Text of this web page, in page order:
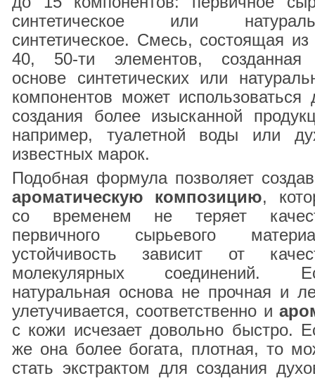
синтетическое или
синтетическое. Смесь, состоящая из
40, 50-ти элементов,
основе синтетических или
компонентов может использоваться
создания более изысканной
например, туалетной воды или
известных марок.
Подобная формула позволяет
ароматическую композицию,
со временем не теряет
первичного сырьевого
устойчивость зависит от
молекулярных соединений.
натуральная основа не прочная и
улетучивается, соответственно и
с кожи исчезает довольно быстро.
же она более богата, плотная, то
стать экстрактом для создания